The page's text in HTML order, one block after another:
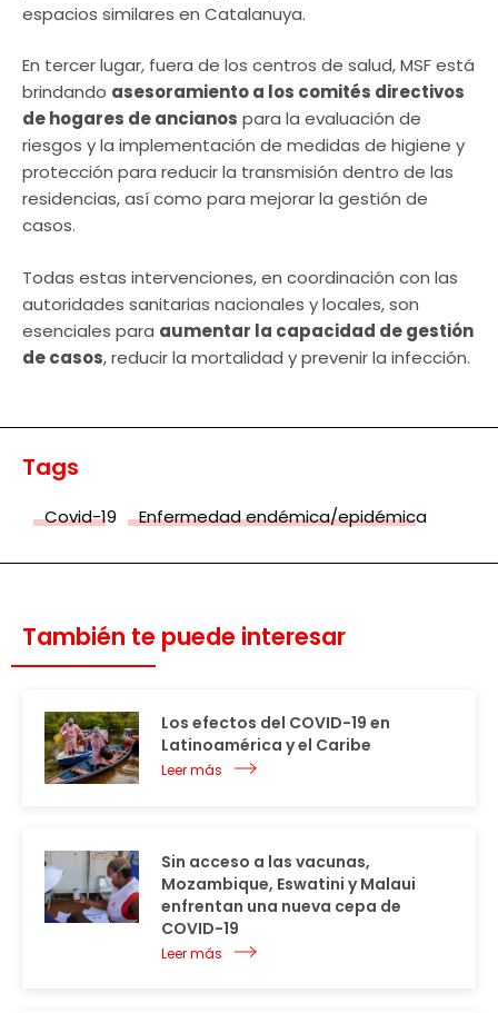
espacios similares en Catalanuya.
En tercer lugar, fuera de los centros de salud, MSF está
brindando asesoramiento a los comités directivos
de hogares de ancianos para la evaluación de
riesgos y la implementación de medidas de higiene y
protección para reducir la transmisión dentro de las
residencias, así como para mejorar la gestión de
casos.
Todas estas intervenciones, en coordinación con las
autoridades sanitarias nacionales y locales, son
esenciales para aumentar la capacidad de gestión
de casos, reducir la mortalidad y prevenir la infección.
Tags
Covid-19 Enfermedad endémica/epidémica
También te puede interesar
Los efectos del COVID-19 en
Latinoamérica y el Caribe
Leer más
Sin acceso a las vacunas,
Mozambique, Eswatini y Malaui
enfrentan una nueva cepa de
COVID-19
Leer más